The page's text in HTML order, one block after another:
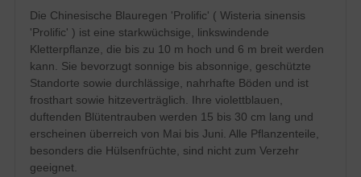
Blatt
Sommergrün, elliptisch bis eilänglich,
unpaarig gefiedert, anfangs behaart,
später kahl, am Ende zugespitzt, hellgrün,
Herbstfärbung gelb, bis zu 7 cm lang
Frucht
Grüne Hülsenfrucht, länglich, bohnenartig,
nicht zum Verzehr geeignet
Blüte
Violettblaue Blüten in Trauben, 15 bis 30
cm lang, duftend
Blütezeit
Mai bis Juni
Rinde
Braungrau, glatt
Wurzeln
Die Chinesische Blauregen 'Prolific' ( Wisteria sinensis
'Prolific' ) ist eine starkwüchsige, linkswindende
Kletterpflanze, die bis zu 10 m hoch und 6 m breit werden
kann. Sie bevorzugt sonnige bis absonnige, geschützte
Standorte sowie durchlässige, nahrhafte Böden und ist
frosthart sowie hitzeverträglich. Ihre violettblauen,
duftenden Blütentrauben werden 15 bis 30 cm lang und
erscheinen überreich von Mai bis Juni. Alle Pflanzenteile,
besonders die Hülsenfrüchte, sind nicht zum Verzehr
geeignet.